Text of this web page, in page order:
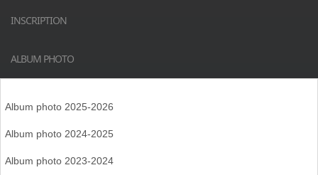
INSCRIPTION
ALBUM PHOTO
Album photo 2025-2026
Album photo 2024-2025
Album photo 2023-2024